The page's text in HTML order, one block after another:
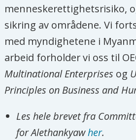
menneskerettighetsrisiko,
sikring av områdene. Vi
med myndighetene i
arbeid forholder vi oss til
Multinational Enterprises og
Principles on Business and
Les hele brevet fra
for Alethankyawher.